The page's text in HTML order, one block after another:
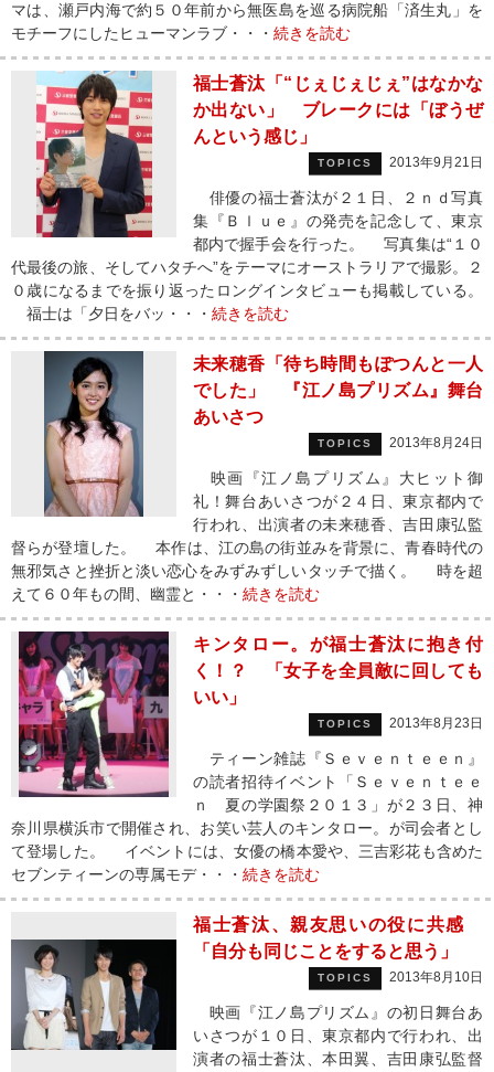
マは、瀬戸内海で約５０年前から無医島を巡る病院船「済生丸」を
モチーフにしたヒューマンラブ・・・ 続きを読む
福士蒼汰「“じぇじぇじぇ”はなかな
か出ない」 ブレークには「ぼうぜ
んという感じ」
TOPICS 2013年9月21日
俳優の福士蒼汰が２１日、２ｎｄ写真
集『Ｂｌｕｅ』の発売を記念して、東京
都内で握手会を行った。 写真集は“１０
代最後の旅、そしてハタチへ”をテーマにオーストラリアで撮影。２
０歳になるまでを振り返ったロングインタビューも掲載している。
福士は「夕日をバッ・・・ 続きを読む
未来穂香「待ち時間もぽつんと一人
でした」 『江ノ島プリズム』舞台
あいさつ
TOPICS 2013年8月24日
映画『江ノ島プリズム』大ヒット御
礼！舞台あいさつが２４日、東京都内で
行われ、出演者の未来穂香、吉田康弘監
督らが登壇した。 本作は、江の島の街並みを背景に、青春時代の
無邪気さと挫折と淡い恋心をみずみずしいタッチで描く。 時を超
えて６０年もの間、幽霊と・・・ 続きを読む
キンタロー。が福士蒼汰に抱き付
く！？ 「女子を全員敵に回しても
いい」
TOPICS 2013年8月23日
ティーン雑誌『Ｓｅｖｅｎｔｅｅｎ』
の読者招待イベント「Ｓｅｖｅｎｔｅｅ
ｎ 夏の学園祭２０１３」が２３日、神
奈川県横浜市で開催され、お笑い芸人のキンタロー。が司会者とし
て登場した。 イベントには、女優の橋本愛や、三吉彩花も含めた
セブンティーンの専属モデ・・・ 続きを読む
福士蒼汰、親友思いの役に共感
「自分も同じことをすると思う」
TOPICS 2013年8月10日
映画『江ノ島プリズム』の初日舞台あ
いさつが１０日、東京都内で行われ、出
演者の福士蒼汰、本田翼、吉田康弘監督